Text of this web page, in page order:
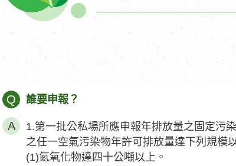
Q 誰要申報？
1.第一批公私場所應申報年排放量之固定污
之任一空氣污染物年許可排放量達下列規模
(1)氮氧化物達四十公噸以上。